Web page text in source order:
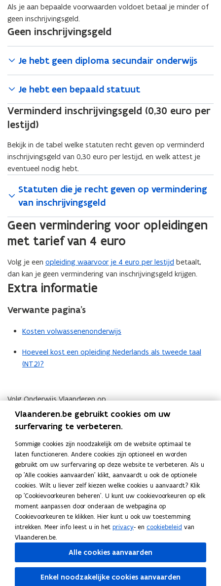
Als je aan bepaalde voorwaarden voldoet betaal je minder of
geen inschrijvingsgeld.
Geen inschrijvingsgeld
Je hebt geen diploma secundair onderwijs
Je hebt een bepaald statuut
Verminderd inschrijvingsgeld (0,30 euro per
lestijd)
Bekijk in de tabel welke statuten recht geven op verminderd
inschrijvingsgeld van 0,30 euro per lestijd, en welk attest je
eventueel nodig hebt.
Statuten die je recht geven op vermindering
van inschrijvingsgeld
Geen vermindering voor opleidingen
met tarief van 4 euro
Volg je een opleiding waarvoor je 4 euro per lestijd betaalt,
dan kan je geen vermindering van inschrijvingsgeld krijgen.
Extra informatie
Verwante pagina’s
Kosten volwassenenonderwijs
Hoeveel kost een opleiding Nederlands als tweede taal
(NT2)?
Volg Onderwijs Vlaanderen op
Facebook
opent in nieuw venster
opent in nieuw venster
opent in nieuw venster
Linkedin
opent in nieuw venster
Deel deze pagina
L
i
n
k
e
i
o
K
o
p
i
e
r
i
n
Contact
Vragen? Contacteer hetLigo centrum voor basiseducatie
(Ligo-CBE) of centrum voor volwassenenonderwijs (CVO)
waar je een opleiding wil volgen.
Vlaanderen.be gebruikt cookies om uw
surfervaring te verbeteren.
Sommige cookies zijn noodzakelijk om de website optimaal te
laten functioneren. Andere cookies zijn optioneel en worden
gebruikt om uw surfervaring op deze website te verbeteren. Als u
op 'Alle cookies aanvaarden' klikt, aanvaardt u ook de optionele
cookies. Wilt u liever zelf kiezen welke cookies u aanvaardt? Klik
op 'Cookievoorkeuren beheren'. U kunt uw cookievoorkeuren op elk
moment aanpassen door onderaan de webpagina op
Cookievoorkeuren te klikken. Hier kunt u ook uw toestemming
intrekken. Meer info leest u in het privacy- en cookiebeleid van
Vlaanderen.be.
Alle cookies aanvaarden
Enkel noodzakelijke cookies aanvaarden